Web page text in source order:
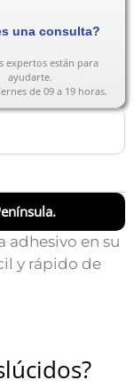
una consulta?
expertos están para
ayudarte.
de 09 a 19 horas.
adhesivo en su
y rápido de